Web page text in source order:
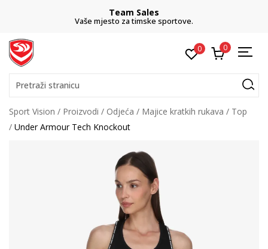
Team Sales
Vaše mjesto za timske sportove.
0 0
Pretraži stranicu
Sport Vision Proizvodi Odjeća Majice kratkih rukava
Top
Under Armour Tech Knockout